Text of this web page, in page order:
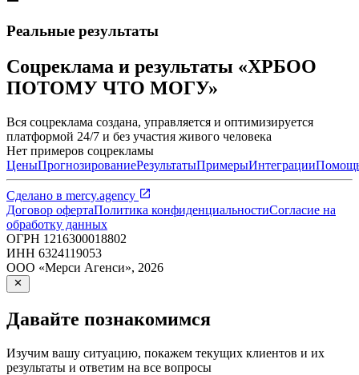
Реальные результаты
Соцреклама и результаты «ХРБОО
ПОТОМУ ЧТО МОГУ»
Вся соцреклама создана, управляется и оптимизируется
платформой 24/7 и без участия живого человека
Нет примеров соцрекламы
ЦеныПрогнозированиеРезультатыПримерыИнтеграции
Сделано в mercy.agency
Договор офертаПолитика конфиденциальностиСогласие на
обработку данных
ОГРН 1216300018802
ИНН 6324119053
ООО «Мерси Агенси», 2026
Давайте познакомимся
Изучим вашу ситуацию, покажем текущих клиентов и их
результаты и ответим на все вопросы